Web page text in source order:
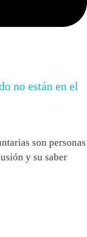
no están en el
son personas
y su saber